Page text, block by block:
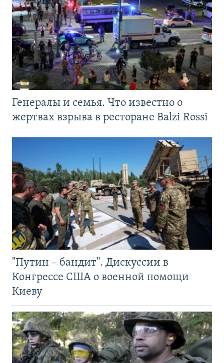
Генералы и семья. Что известно о
жертвах взрыва в ресторане Balzi Rossi
"Путин – бандит". Дискуссии в
Конгрессе США о военной помощи
Киеву